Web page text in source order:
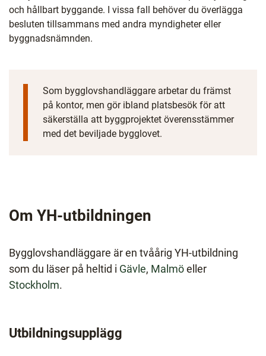
och hållbart byggande. I vissa fall behöver du överlägga
besluten tillsammans med andra myndigheter eller
byggnadsnämnden.
Som bygglovshandläggare arbetar du främst
på kontor, men gör ibland platsbesök för att
säkerställa att byggprojektet överensstämmer
med det beviljade bygglovet.
Om YH-utbildningen
Bygglovshandläggare är en tvåårig YH-utbildning
som du läser på heltid i Gävle, Malmöeller
Stockholm.
Utbildningsupplägg